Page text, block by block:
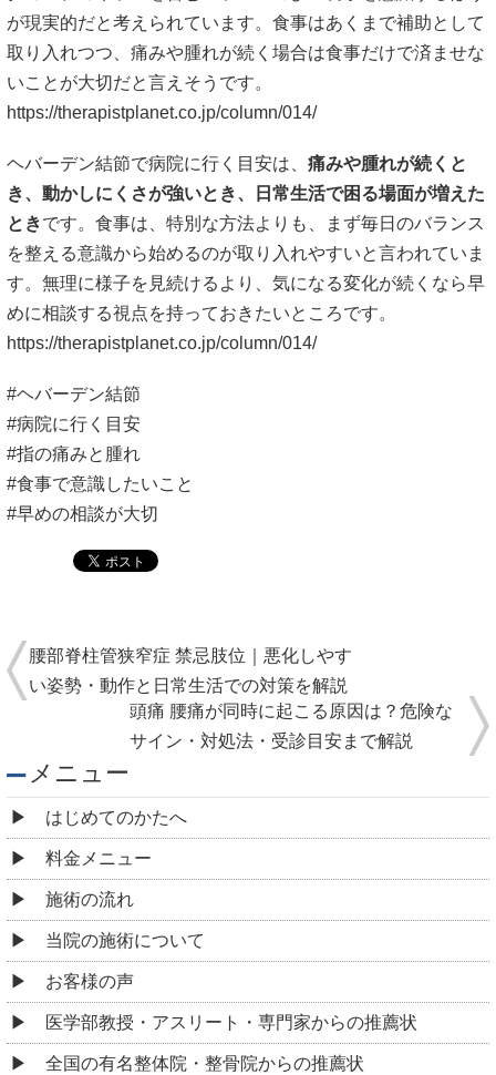
が現実的だと考えられています。食事はあくまで補助として
取り入れつつ、痛みや腫れが続く場合は食事だけで済ませな
いことが大切だと言えそうです。
https://therapistplanet.co.jp/column/014/
ヘバーデン結節で病院に行く目安は、 痛みや腫れが続くと
き、動かしにくさが強いとき、日常生活で困る場面が増えた
ときです。食事は、特別な方法よりも、まず毎日のバランス
を整える意識から始めるのが取り入れやすいと言われていま
す。無理に様子を見続けるより、気になる変化が続くなら早
めに相談する視点を持っておきたいところです。
https://therapistplanet.co.jp/column/014/
#ヘバーデン結節
#病院に行く目安
#指の痛みと腫れ
#食事で意識したいこと
#早めの相談が大切
腰部脊柱管狭窄症 禁忌肢位｜悪化しやす
い姿勢・動作と日常生活での対策を解説
頭痛 腰痛が同時に起こる原因は？危険な
サイン・対処法・受診目安まで解説
メニュー
はじめてのかたへ
料金メニュー
施術の流れ
当院の施術について
お客様の声
医学部教授・アスリート・専門家からの推薦状
全国の有名整体院・整骨院からの推薦状